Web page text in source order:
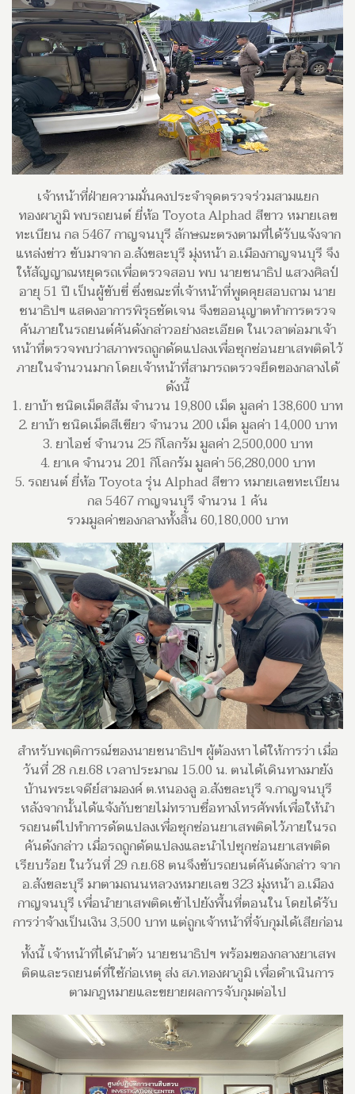
เจ้าหน้าที่ฝ่ายความมั่นคงประจำจุดตรวจร่วมสามแยก
ทองผาภูมิ พบรถยนต์ ยี่ห้อ Toyota Alphad สีขาว หมายเลข
ทะเบียน กล 5467 กาญจนบุรี ลักษณะตรงตามที่ได้รับแจ้งจาก
แหล่งข่าว ขับมาจาก อ.สังขละบุรี มุ่งหน้า อ.เมืองกาญจนบุรี จึง
ให้สัญญาณหยุดรถเพื่อตรวจสอบ พบ นายชนาธิป แสวงศิลป์
อายุ 51 ปี เป็นผู้ขับขี่ ซึ่งขณะที่เจ้าหน้าที่พูดคุยสอบถาม นาย
ชนาธิปฯ แสดงอาการพิรุธชัดเจน จึงขออนุญาตทำการตรวจ
ค้นภายในรถยนต์คันดังกล่าวอย่างละเอียด ในเวลาต่อมาเจ้า
หน้าที่ตรวจพบว่าสภาพรถถูกดัดแปลงเพื่อซุกซ่อนยาเสพติดไว้
ภายในจำนวนมาก โดยเจ้าหน้าที่สามารถตรวจยึดของกลางได้
ดังนี้
1. ยาบ้า ชนิดเม็ดสีส้ม จำนวน 19,800 เม็ด มูลค่า 138,600 บาท
2. ยาบ้า ชนิดเม็ดสีเขียว จำนวน 200 เม็ด มูลค่า 14,000 บาท
3. ยาไอซ์ จำนวน 25 กิโลกรัม มูลค่า 2,500,000 บาท
4. ยาเค จำนวน 201 กิโลกรัม มูลค่า 56,280,000 บาท
5. รถยนต์ ยี่ห้อ Toyota รุ่น Alphad สีขาว หมายเลขทะเบียน
กล 5467 กาญจนบุรี จำนวน 1 คัน
รวมมูลค่าของกลางทั้งสิ้น 60,180,000 บาท
สำหรับพฤติการณ์ของนายชนาธิปฯ ผู้ต้องหา ได้ให้การว่า เมื่อ
วันที่ 28 ก.ย.68 เวลาประมาณ 15.00 น. ตนได้เดินทางมายัง
บ้านพระเจดีย์สามองค์ ต.หนองลู อ.สังขละบุรี จ.กาญจนบุรี
หลังจากนั้นได้แจ้งกับชายไม่ทราบชื่อทางโทรศัพท์เพื่อให้นำ
รถยนต์ไปทำการดัดแปลงเพื่อซุกซ่อนยาเสพติดไว้ภายในรถ
คันดังกล่าว เมื่อรถถูกดัดแปลงและนำไปซุกซ่อนยาเสพติด
เรียบร้อย ในวันที่ 29 ก.ย.68 ตนจึงขับรถยนต์คันดังกล่าว จาก
อ.สังขละบุรี มาตามถนนหลวงหมายเลข 323 มุ่งหน้า อ.เมือง
กาญจนบุรี เพื่อนำยาเสพติดเข้าไปยังพื้นที่ตอนใน โดยได้รับ
การว่าจ้างเป็นเงิน 3,500 บาท แต่ถูกเจ้าหน้าที่จับกุมได้เสียก่อน
ทั้งนี้ เจ้าหน้าที่ได้นำตัว นายชนาธิปฯ พร้อมของกลางยาเสพ
ติดและรถยนต์ที่ใช้ก่อเหตุ ส่ง สภ.ทองผาภูมิ เพื่อดำเนินการ
ตามกฎหมายและขยายผลการจับกุมต่อไป